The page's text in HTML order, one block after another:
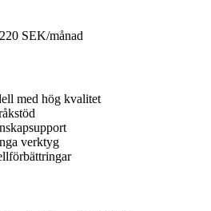
SEK/månad
med hög kvalitet
verktyg